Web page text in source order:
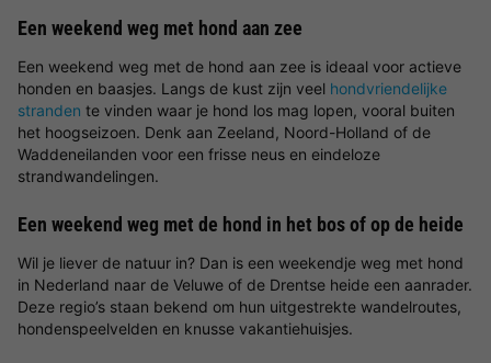
Een weekend weg met hond aan zee
Een weekend weg met de hond aan zee is ideaal voor actieve
honden en baasjes. Langs de kust zijn veel hondvriendelijke
stranden te vinden waar je hond los mag lopen, vooral buiten
het hoogseizoen. Denk aan Zeeland, Noord-Holland of de
Waddeneilanden voor een frisse neus en eindeloze
strandwandelingen.
Een weekend weg met de hond in het bos of op de heide
Wil je liever de natuur in? Dan is een weekendje weg met hond
in Nederland naar de Veluwe of de Drentse heide een aanrader.
Deze regio’s staan bekend om hun uitgestrekte wandelroutes,
hondenspeelvelden en knusse vakantiehuisjes.